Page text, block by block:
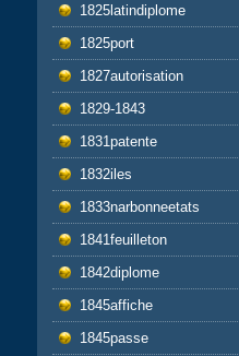
1825latindiplome
1825port
1827autorisation
1829-1843
1831patente
1832iles
1833narbonneetats
1841feuilleton
1842diplome
1845affiche
1845passe